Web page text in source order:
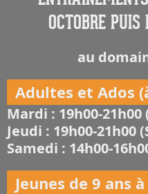
OCTOBRE
au
Adultes et Ados
Mardi : 19h00-21h00
Jeudi : 19h00-21h00
Samedi : 14h00-
Jeunes de 9 ans